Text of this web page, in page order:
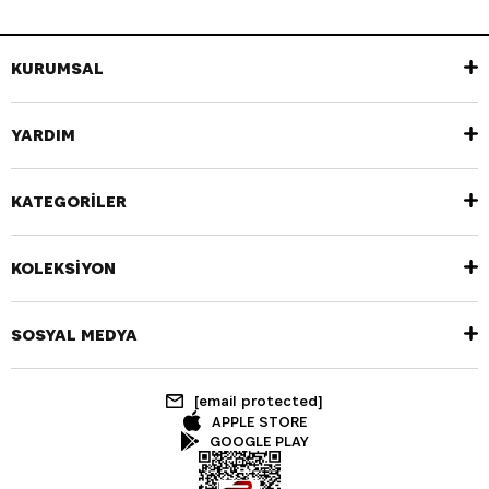
KURUMSAL
YARDIM
KATEGORİLER
KOLEKSİYON
SOSYAL MEDYA
[email protected]
APPLE STORE
GOOGLE PLAY